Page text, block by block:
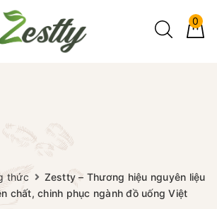
0
thức
Zestty – Thương hiệu nguyên liệu
chất, chinh phục ngành đồ uống Việt